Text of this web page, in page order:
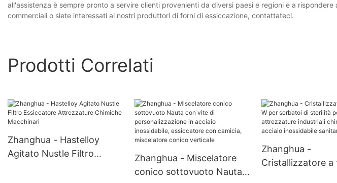
all'assistenza è sempre pronto a servire clienti provenienti da diversi paesi e regioni e a
commerciali o siete interessati ai nostri produttori di forni di essiccazione, contattateci.
Prodotti Correlati
Zhanghua - Hastelloy
Agitato Nustle Filtro
Zhanghua - Miscelatore
conico sottovuoto Nauta
Zhanghua -
Cristallizzatore a